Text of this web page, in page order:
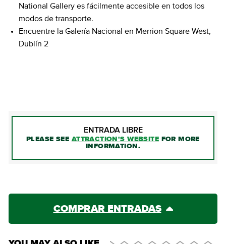
National Gallery es fácilmente accesible en todos los
modos de transporte.
Encuentre la Galería Nacional en Merrion Square West,
Dublín 2
ENTRADA LIBRE
PLEASE SEE ATTRACTION'S WEBSITE FOR MORE
INFORMATION.
COMPRAR ENTRADAS